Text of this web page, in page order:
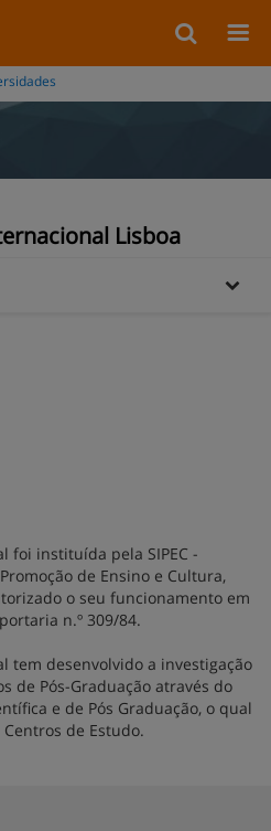
Lisboa
foi instituída pela SIPEC -
de Ensino e Cultura,
o seu funcionamento em
n.º 309/84.
tem desenvolvido a investigação
de Pós-Graduação através do
e de Pós Graduação, o qual
de Estudo.